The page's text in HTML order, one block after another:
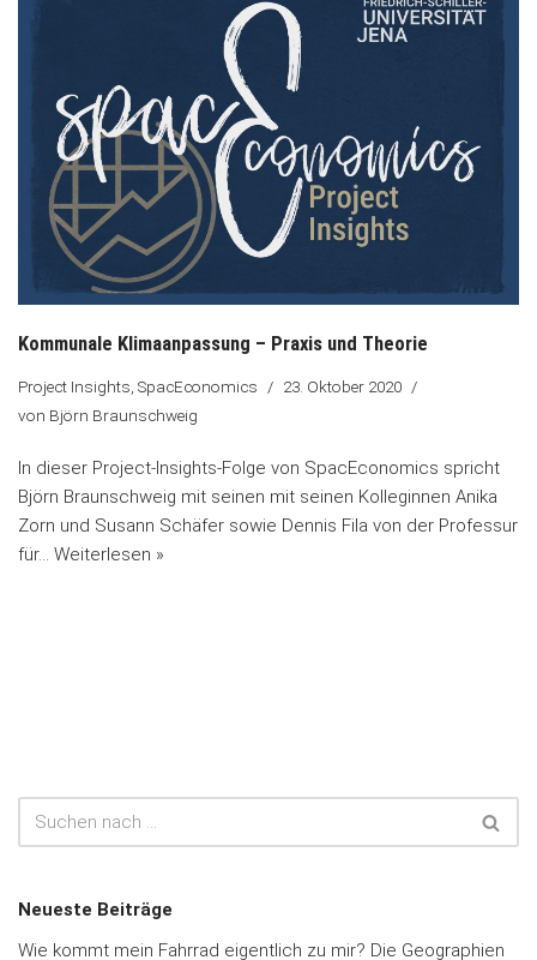
Kommunale Klimaanpassung – Praxis und Theorie
Project Insights SpacEconomics
23. Oktober 2020
von Björn Braunschweig
In dieser Project-Insights-Folge von SpacEconomics spricht
Björn Braunschweig mit seinen mit seinen Kolleginnen Anika
Zorn und Susann Schäfer sowie Dennis Fila von der Professur
für… Weiterlesen »
Neueste Beiträge
Wie kommt mein Fahrrad eigentlich zu mir? Die Geographien